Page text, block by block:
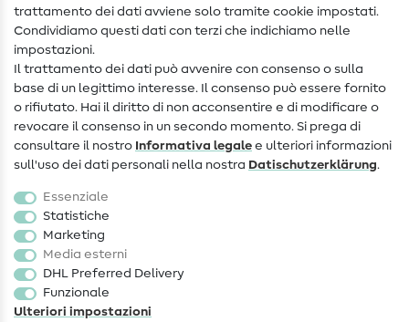
Contatto
Informazioni sul nuovo proprietario
FAQ
Diritto di recesso
Popolare
Accessori cucito
Sale
trattamento dei dati avviene solo tramite cookie impostati.
Condividiamo questi dati con terzi che indichiamo nelle
impostazioni.
Il trattamento dei dati può avvenire con consenso o sulla
base di un legittimo interesse. Il consenso può essere fornito
o rifiutato. Hai il diritto di non acconsentire e di modificare o
revocare il consenso in un secondo momento. Si prega di
consultare il nostro Informativa legale e ulteriori informazioni
sull'uso dei dati personali nella nostra Dati­schutz­erklärung.
Essenziale
Statistiche
Marketing
Media esterni
DHL Preferred Delivery
Funzionale
Ulteriori impostazioni